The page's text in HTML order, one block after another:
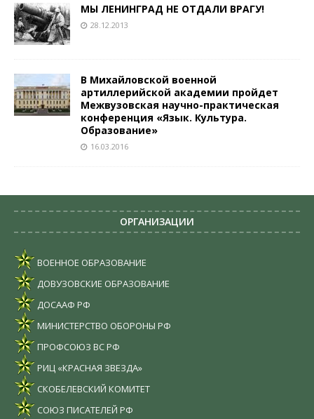
МЫ ЛЕНИНГРАД НЕ ОТДАЛИ ВРАГУ!
28.12.2013
В Михайловской военной
артиллерийской академии пройдет
Межвузовская научно-практическая
конференция «Язык. Культура.
Образование»
16.03.2016
ОРГАНИЗАЦИИ
ВОЕННОЕ ОБРАЗОВАНИЕ
ДОВУЗОВСКИЕ ОБРАЗОВАНИЕ
ДОСААФ РФ
МИНИСТЕРСТВО ОБОРОНЫ РФ
ПРОФСОЮЗ ВС РФ
РИЦ «КРАСНАЯ ЗВЕЗДА»
СКОБЕЛЕВСКИЙ КОМИТЕТ
СОЮЗ ПИСАТЕЛЕЙ РФ